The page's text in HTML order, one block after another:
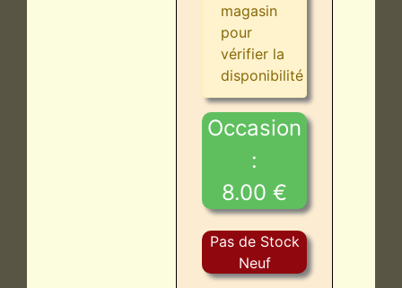
magasin
pour
vérifier la
disponibilité
Occasion
:
8.00 €
Pas de Stock
Neuf